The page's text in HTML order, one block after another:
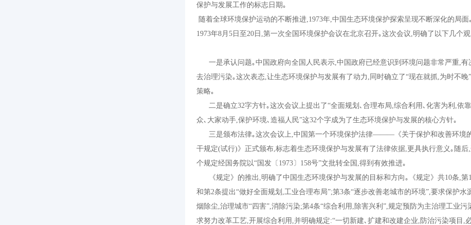
保护与发展工作的标志日期｡
随着全球环境保护运动的不断推进 ,1973年 ,中国生态环境保护探索呈现不断深化的局面｡
1973年8 月5 日至 20 日 ,第一次全国环境保护会议在北京召开｡这次会议 明确了以下几个
一是承认问题｡中国政府向全国人民表示 ,中国政府已经意识到环境问题非常严重 ,有
去治理污染｡这次表态 ,让生态环境保护与发展有了动力 同时确立了“现在就抓 为时不晚”
策略｡
二是确立32字方针｡这次会议上提出了“全面规划､合理布局 ,综合利用､化害为利 ,依
众､大家动手 ,保护环境､造福人民”这32个字成为了生态环境保护与发展的核心方针｡
三是颁布法律｡这次会议上 ,中国第一个环境保护法律——— 《关于保护和改善环境
干规定(试行)》正式颁布 ,标志着生态环境保护与发展有了法律依据 更具执行意义｡随后 ,
个规定经国务院以“ 国发〔 1973 〕 158号”文批转全国 ,得到有效推进｡
《规定》的推出 明确了中国生态环境保护与发展的目标和方向｡《规定》共10条 ,第
和第2条提出“做好全面规划 工业合理布局”;第3条“逐步改善老城市的环境”,要求保护水
烟除尘 ,治理城市“四害”,消除污染;第4条“综合利用 除害兴利”,规定预防为主治理工业污
求努力改革工艺 ,开展综合利用 并明确规定:“一切新建､扩建和改建企业 防治污染项目